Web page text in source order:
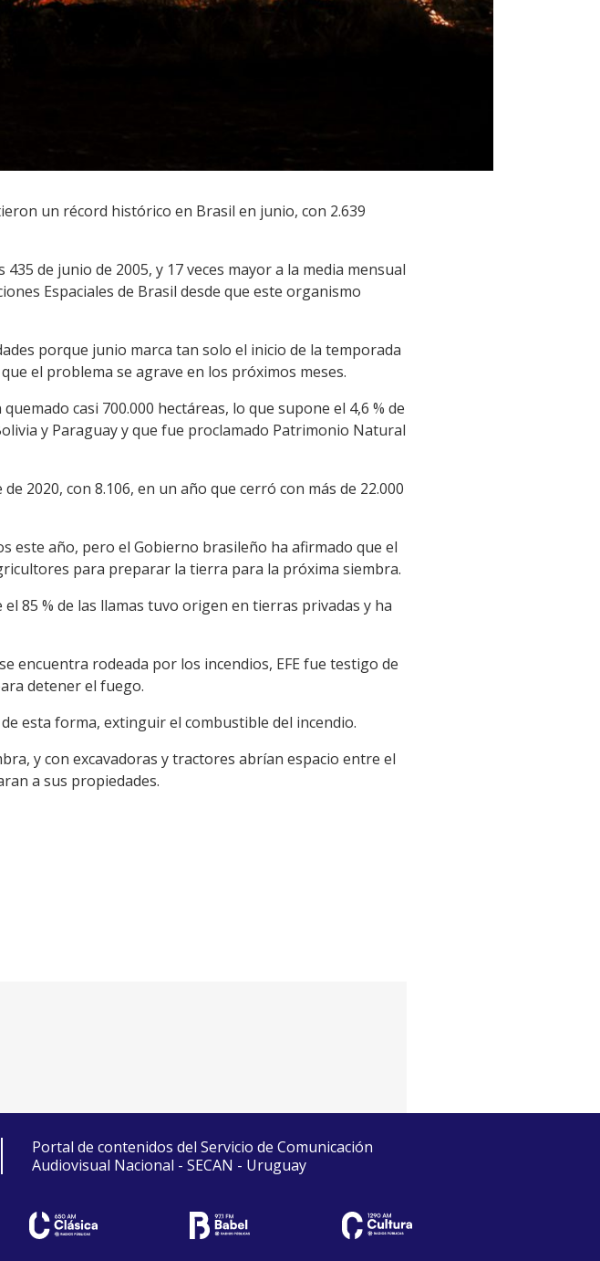
un récord histórico en Brasil en junio, con 2.639
de junio de 2005, y 17 veces mayor a la media mensual
Espaciales de Brasil desde que este organismo
porque junio marca tan solo el inicio de la temporada
el problema se agrave en los próximos meses.
casi 700.000 hectáreas, lo que supone el 4,6 % de
y Paraguay y que fue proclamado Patrimonio Natural
2020, con 8.106, en un año que cerró con más de 22.000
este año, pero el Gobierno brasileño ha afirmado que el
para preparar la tierra para la próxima siembra.
85 % de las llamas tuvo origen en tierras privadas y ha
encuentra rodeada por los incendios, EFE fue testigo de
detener el fuego.
esta forma, extinguir el combustible del incendio.
y con excavadoras y tractores abrían espacio entre el
a sus propiedades.
Portal de contenidos del Servicio de Comunicación
Audiovisual Nacional - SECAN - Uruguay